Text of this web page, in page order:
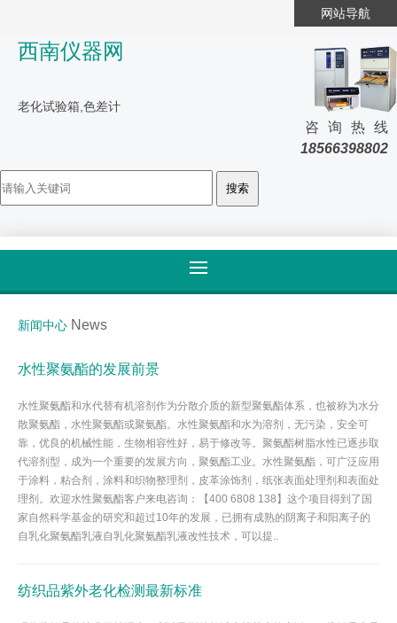
网站导航
西南仪器网
老化试验箱,色差计
咨询热线
18566398802
新闻中心 News
水性聚氨酯的发展前景
水性聚氨酯和水代替有机溶剂作为分散介质的新型聚氨酯体系，也被称为水分
散聚氨酯，水性聚氨酯或聚氨酯。水性聚氨酯和水为溶剂，无污染，安全可
靠，优良的机械性能，生物相容性好，易于修改等。聚氨酯树脂水性已逐步取
代溶剂型，成为一个重要的发展方向，聚氨酯工业。水性聚氨酯，可广泛应用
于涂料，粘合剂，涂料和织物整理剂，皮革涂饰剂，纸张表面处理剂和表面处
理剂。欢迎水性聚氨酯客户来电咨询：【400 6808 138】这个项目得到了国
家自然科学基金的研究和超过10年的发展，已拥有成熟的阴离子和阳离子的
自乳化聚氨酯乳液自乳化聚氨酯乳液改性技术，可以提..
纺织品紫外老化检测最新标准